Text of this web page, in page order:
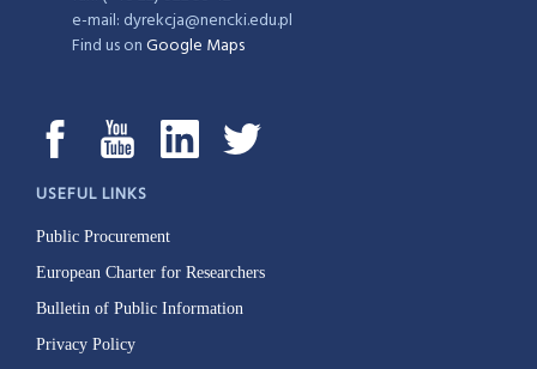
e-mail: dyrekcja@nencki.edu.pl
Find us onGoogle Maps
USEFUL LINKS
Public Procurement
European Charter for Researchers
Bulletin of Public Information
Privacy Policy